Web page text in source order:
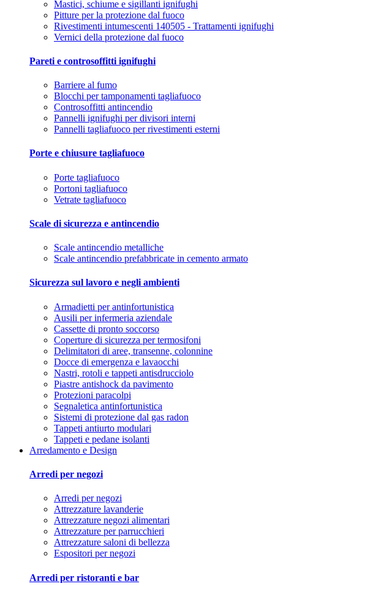
Mastici, schiume e sigillanti ignifughi
Pitture per la protezione dal fuoco
Rivestimenti intumescenti 140505 - Trattamenti ignifughi
Vernici della protezione dal fuoco
Pareti e controsoffitti ignifughi
Barriere al fumo
Blocchi per tamponamenti tagliafuoco
Controsoffitti antincendio
Pannelli ignifughi per divisori interni
Pannelli tagliafuoco per rivestimenti esterni
Porte e chiusure tagliafuoco
Porte tagliafuoco
Portoni tagliafuoco
Vetrate tagliafuoco
Scale di sicurezza e antincendio
Scale antincendio metalliche
Scale antincendio prefabbricate in cemento armato
Sicurezza sul lavoro e negli ambienti
Armadietti per antinfortunistica
Ausili per infermeria aziendale
Cassette di pronto soccorso
Coperture di sicurezza per termosifoni
Delimitatori di aree, transenne, colonnine
Docce di emergenza e lavaocchi
Nastri, rotoli e tappeti antisdrucciolo
Piastre antishock da pavimento
Protezioni paracolpi
Segnaletica antinfortunistica
Sistemi di protezione dal gas radon
Tappeti antiurto modulari
Tappeti e pedane isolanti
Arredamento e Design
Arredi per negozi
Arredi per negozi
Attrezzature lavanderie
Attrezzature negozi alimentari
Attrezzature per parrucchieri
Attrezzature saloni di bellezza
Espositori per negozi
Arredi per ristoranti e bar